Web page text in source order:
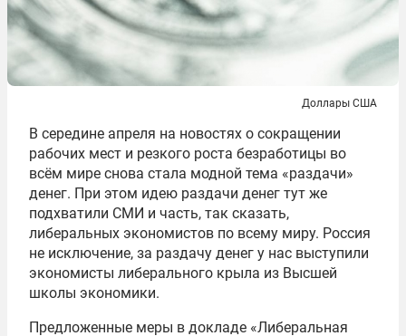
Доллары США
В середине апреля на новостях о сокращении
рабочих мест и резкого роста безработицы во
всём мире снова стала модной тема «раздачи»
денег. При этом идею раздачи денег тут же
подхватили СМИ и часть, так сказать,
либеральных экономистов по всему миру. Россия
не исключение, за раздачу денег у нас выступили
экономисты либерального крыла из Высшей
школы экономики.
Предложенные меры в докладе «Либеральная